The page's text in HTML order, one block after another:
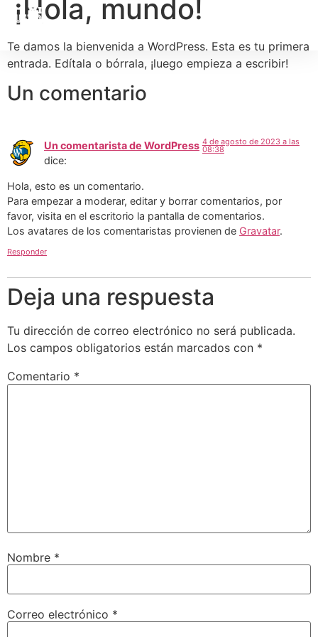
¡Hola, mundo!
Te damos la bienvenida a WordPress. Esta es tu primera
entrada. Edítala o bórrala, ¡luego empieza a escribir!
Un comentario
Un comentarista de WordPress
dice:
4 de agosto de 2023 a las
08:38
Hola, esto es un comentario.
Para empezar a moderar, editar y borrar comentarios, por
favor, visita en el escritorio la pantalla de comentarios.
Los avatares de los comentaristas provienen de Gravatar.
Responder
Deja una respuesta
Tu dirección de correo electrónico no será publicada.
Los campos obligatorios están marcados con *
Comentario *
Nombre *
Correo electrónico *